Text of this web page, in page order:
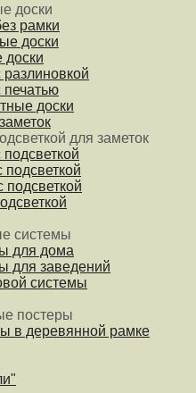
доски
рамки
доски
доски
печатью
доски
для заметок
подсветкой
системы
для дома
для заведений
системы
постеры
в деревянной рамке